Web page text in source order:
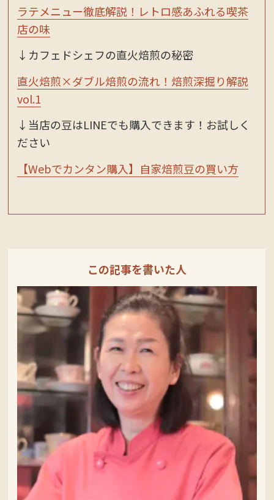
ラテメニュー徹底解説！レトロ感あふれる喫茶
店の味
↓カフェドシェフの直火焙煎の秘密
直火焙煎×ダブル焙煎の流れ！焙煎深掘り解説
vol.1
↓当店の豆はLINEでも購入できます！お試しく
ださい
【Webでカンタン購入】自家焙煎豆の買い方
この記事を書いた人